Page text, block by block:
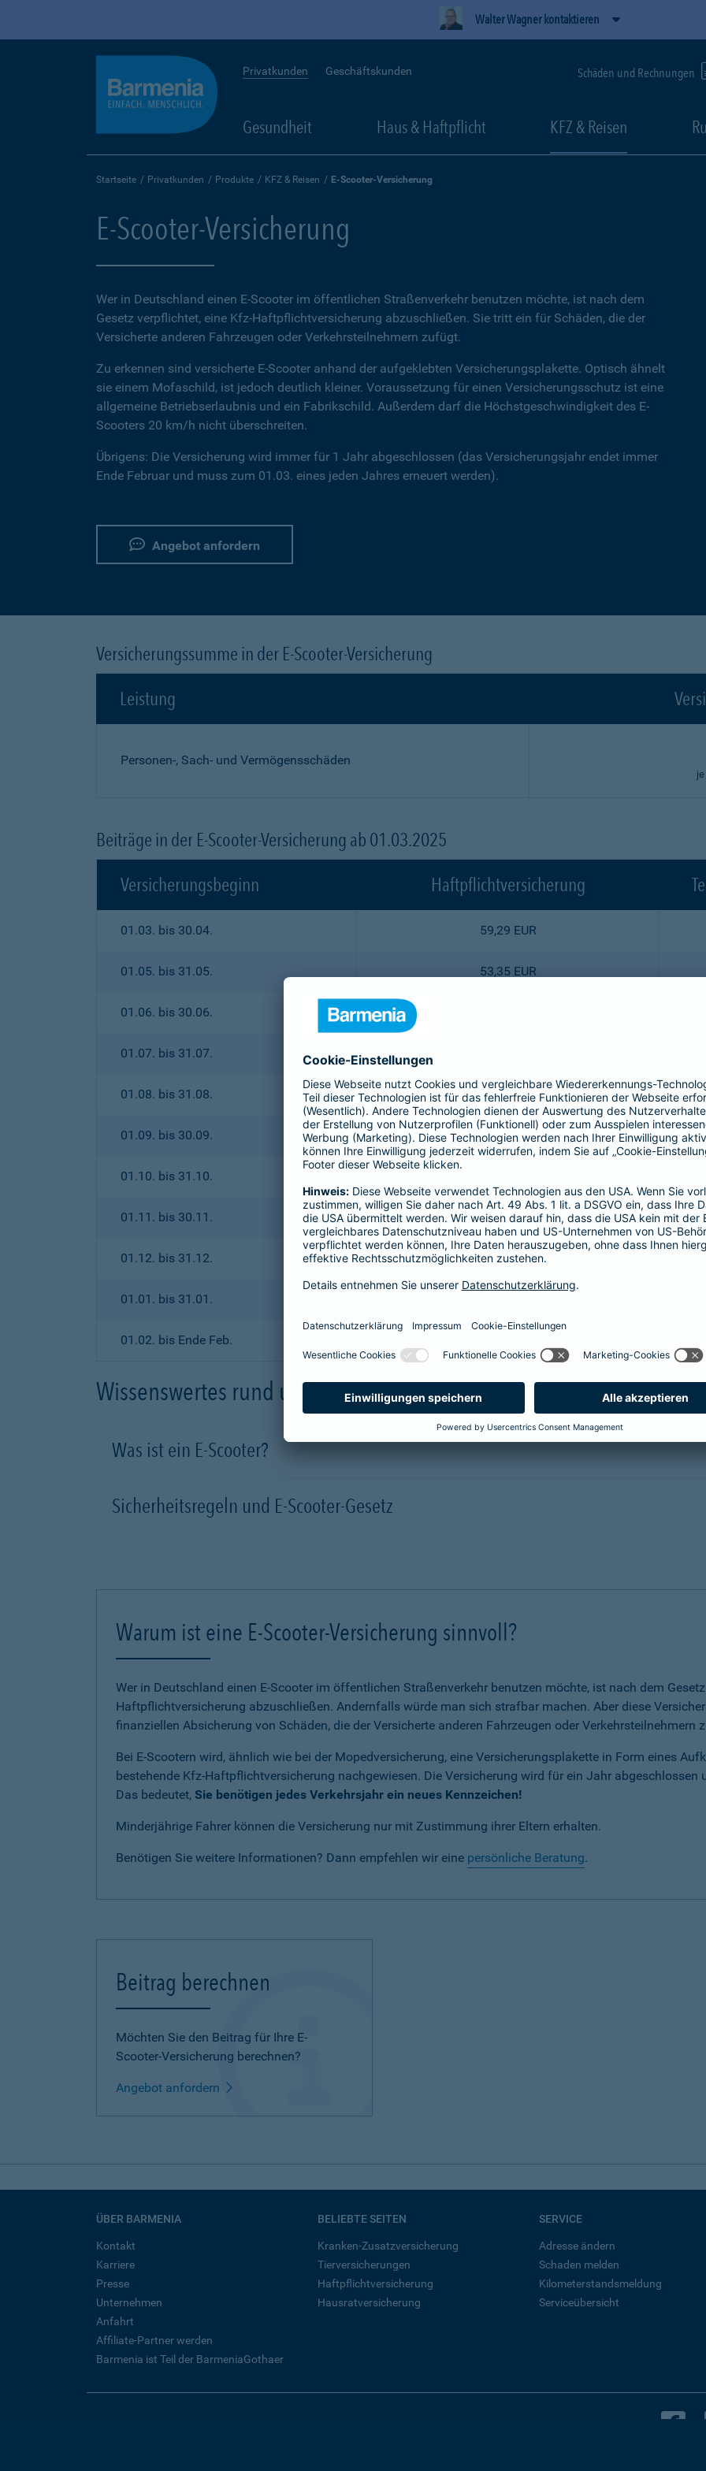
Walter Wagner kontaktieren
Privatkunden Geschäftskunden Schäden und Rechnungen
Gesundheit Haus & Haftpflicht KFZ & Reisen
Startseite Privatkunden Produkte KFZ & Reisen E-Scooter-Versicherung
E-Scooter-Versicherung
Wer in Deutschland einen E-Scooter im öffentlichen Straßenverkehr benutzen möchte, ist nach dem
Gesetz verpflichtet, eine Kfz-Haftpflichtversicherung abzuschließen. Sie tritt ein für Schäden, die der
Versicherte anderen Fahrzeugen oder Verkehrsteilnehmern zufügt.
Zu erkennen sind versicherte E-Scooter anhand der aufgeklebten Versicherungsplakette. Optisch ähnelt
sie einem Mofaschild, ist jedoch deutlich kleiner. Voraussetzung für einen Versicherungsschutz ist eine
allgemeine Betriebserlaubnis und ein Fabrikschild. Außerdem darf die Höchstgeschwindigkeit des E-
Scooters 20 km/h nicht überschreiten.
Übrigens: Die Versicherung wird immer für 1 Jahr abgeschlossen (das Versicherungsjahr endet immer
Ende Februar und muss zum 01.03. eines jeden Jahres erneuert werden).
Angebot anfordern
Versicherungssumme in der E-Scooter-Versicherung
Leistung
Personen-, Sach- und Vermögensschäden
Beiträge in der E-Scooter-Versicherung ab 01.03.2025
Versicherungsbeginn
Haftpflichtversicherung
01.03. bis 30.04. 59,29 EUR
01.05. bis 31.05. 53,35 EUR
01.06. bis 30.06.
01.07. bis 31.07.
01.08. bis 31.08. 41,58 EUR
01.09. bis 30.09. 35,64 EUR
01.10. bis 31.10.
01.11. bis 30.11. 23,76 EUR
01.12. bis 31.12. 17,82 EUR
01.01. bis 31.01.
01.02. bis Ende Feb.
Wissenswertes rund um den E-Scooter
Was ist ein E-Scooter?
Sicherheitsregeln und E-Scooter-Gesetz
Warum ist eine E-Scooter-Versicherung sinnvoll?
Wer in Deutschland einen E-Scooter im öffentlichen Straßenverkehr benutzen möchte, ist nach dem
Haftpflichtversicherung abzuschließen. Andernfalls würde man sich strafbar machen. Aber diese
finanziellen Absicherung von Schäden, die der Versicherte anderen Fahrzeugen oder Verkehrsteilnehmern
Bei E-Scootern wird, ähnlich wie bei der Mopedversicherung, eine Versicherungsplakette in Form eines
bestehende Kfz-Haftpflichtversicherung nachgewiesen. Die Versicherung wird für ein Jahr abgeschlossen
Das bedeutet, Sie benötigen jedes Verkehrsjahr ein neues Kennzeichen!
Minderjährige Fahrer können die Versicherung nur mit Zustimmung ihrer Eltern erhalten.
Benötigen Sie weitere Informationen? Dann empfehlen wir eine persönliche Beratung.
Beitrag berechnen
Möchten Sie den Beitrag für Ihre E-
Scooter-Versicherung berechnen?
Angebot anfordern
ÜBER BARMENIA
Kontakt
Karriere
Presse
Unternehmen
Anfahrt
Affiliate-Partner werden
Barmenia ist Teil der BarmeniaGothaer
BELIEBTE SEITEN
Kranken-Zusatzversicherung
Tierversicherungen
Haftpflichtversicherung
Hausratversicherung
SERVICE
Adresse ändern
Schaden melden
Kilometerstandsmeldung
Serviceübersicht